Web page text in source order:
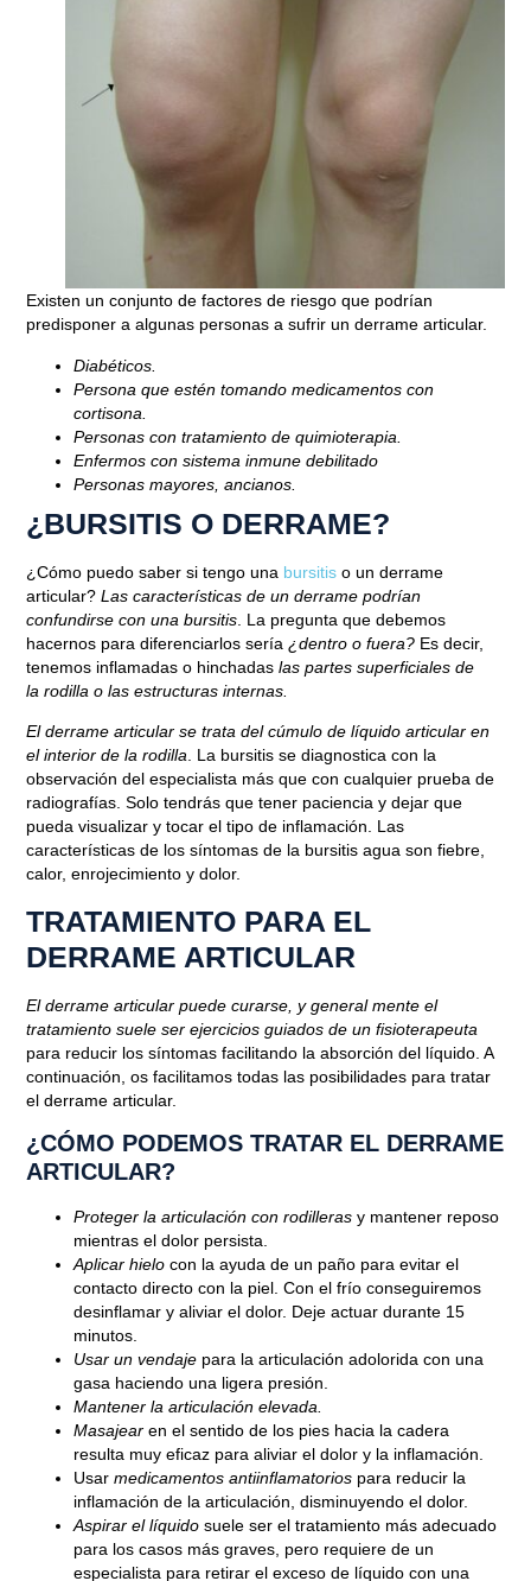
Existen un conjunto de factores de riesgo que podrían
predisponer a algunas personas a sufrir un derrame articular.
Diabéticos.
Persona que estén tomando medicamentos con
cortisona.
Personas con tratamiento de quimioterapia.
Enfermos con sistema inmune debilitado
Personas mayores, ancianos.
¿BURSITIS O DERRAME?
¿Cómo puedo saber si tengo una bursitis o un derrame
articular?Las características de un derrame podrían
confundirse con una bursitis . La pregunta que debemos
hacernos para diferenciarlos sería¿dentro o fuera? Es decir,
tenemos inflamadas o hinchadas las partes superficiales de
la rodilla o las estructuras internas.
El derrame articular se trata del cúmulo de líquido articular en
el interior de la rodilla. La bursitis se diagnostica con la
observación del especialista más que con cualquier prueba de
radiografías. Solo tendrás que tener paciencia y dejar que
pueda visualizar y tocar el tipo de inflamación. Las
características de los síntomas de la bursitis agua son fiebre,
calor, enrojecimiento y dolor.
TRATAMIENTO PARA EL
DERRAME ARTICULAR
El derrame articular puede curarse, y general mente el
tratamiento suele ser ejercicios guiados de un fisioterapeuta
para reducir los síntomas facilitando la absorción del líquido. A
continuación, os facilitamos todas las posibilidades para tratar
el derrame articular.
¿CÓMO PODEMOS TRATAR EL DERRAME
ARTICULAR?
Proteger la articulación con rodilleras y mantener reposo
mientras el dolor persista.
Aplicar hielo con la ayuda de un paño para evitar el
contacto directo con la piel. Con el frío conseguiremos
desinflamar y aliviar el dolor. Deje actuar durante 15
minutos.
Usar un vendaje para la articulación adolorida con una
gasa haciendo una ligera presión.
Mantener la articulación elevada.
Masajear en el sentido de los pies hacia la cadera
resulta muy eficaz para aliviar el dolor y la inflamación.
Usarmedicamentos antiinflamatorios para reducir la
inflamación de la articulación, disminuyendo el dolor.
Aspirar el líquido suele ser el tratamiento más adecuado
para los casos más graves, pero requiere de un
especialista para retirar el exceso de líquido con una